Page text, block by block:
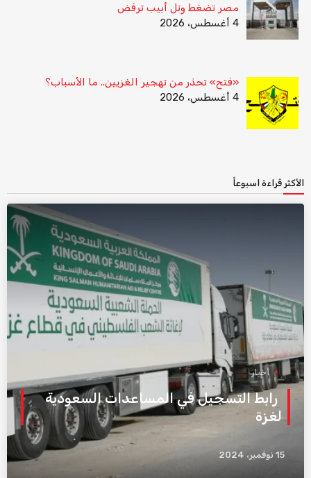
مصر تضغط وتل أبيب ترفض
4 أغسطس، 2026
«فتح» تحذر من تهجير الغزيين.. ما الأسباب؟
4 أغسطس، 2026
الأكثر قراءة اسبوعاً
أخبار
رابط التسجيل في المساعدات السعودية
لغزة
15 نوفمبر، 2024